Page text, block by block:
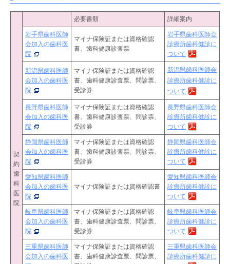
契
約
歯
科
医
院
必要書類 詳細案内
岩手県歯科医師
会加入の歯科医
院
マイナ保険証または資格確認
書、歯科健康診査票
岩手県歯科医師会
診療所歯科健診に
ついて
新潟県歯科医師
会加入の歯科医
院
マイナ保険証または資格確認
書、歯科健康診査票、問診票、
受診券
新潟県歯科医師会
診療所歯科健診に
ついて
長野県歯科医師
会加入の歯科医
院
マイナ保険証または資格確認
書、 歯科健康診査票、問診票、
受診券
長野県歯科医師会
診療所歯科健診に
ついて
静岡県歯科医師
会加入の歯科医
院
マイナ保険証または資格確認
書、歯科健康診査票、問診票、
受診券
静岡県歯科医師会
診療所歯科健診に
ついて
愛知県歯科医師
会加入の歯科医
院
マイナ保険証または資格確認書
愛知県歯科医師会
診療所歯科健診に
ついて
岐阜県歯科医師
会加入の歯科医
院
マイナ保険証または資格確認
書、歯科健康診査票、問診票、
受診券
岐阜県歯科医師会
診療所歯科健診に
ついて
三重県歯科医師
会加入の歯科医
マイナ保険証または資格確認
書、歯科健康診査票、問診票、
三重県歯科医師会
診療所歯科健診に